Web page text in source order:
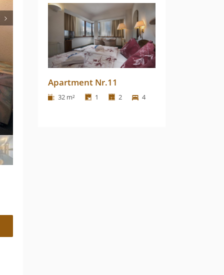
Apartment Nr.11
32 m² 1 2 4